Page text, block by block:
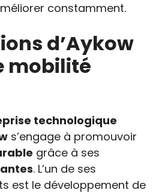
constamment.
d’Aykow
mobilité
technologique
s’engage à promouvoir
grâce à ses
. L’un de ses
est le développement de